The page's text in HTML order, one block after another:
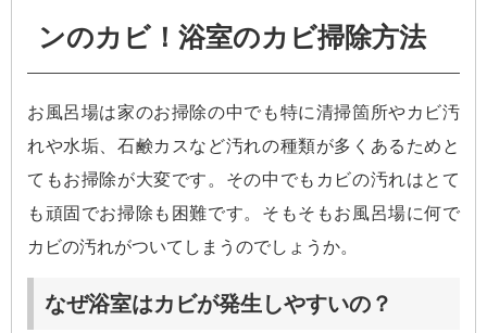
ンのカビ！浴室のカビ掃除方法
お風呂場は家のお掃除の中でも特に清掃箇所やカビ汚
れや水垢、石鹸カスなど汚れの種類が多くあるためと
てもお掃除が大変です。その中でもカビの汚れはとて
も頑固でお掃除も困難です。そもそもお風呂場に何で
カビの汚れがついてしまうのでしょうか。
なぜ浴室はカビが発生しやすいの？